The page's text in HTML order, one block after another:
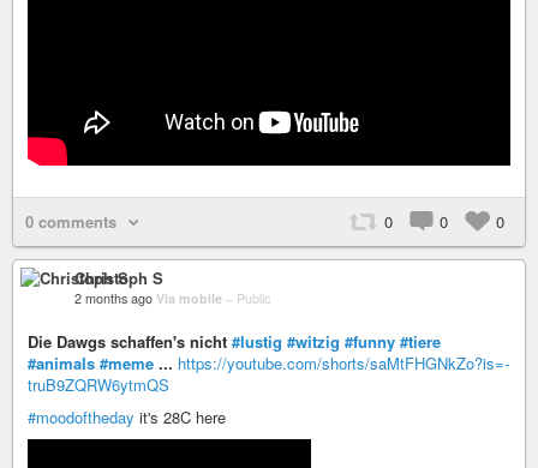
0 comments 0 0 0
Christoph S
2 months ago Via mobile – Public
Die Dawgs schaffen's nicht #lustig #witzig #funny #tiere
#animals #meme ... https://youtube.com/shorts/saMtFHGNkZo?is=-
truB9ZQRW6ytmQS
#moodoftheday it's 28C here